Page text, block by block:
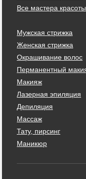
Все мастера красоты
Мужская стрижка
Женская стрижка
Окрашивание волос
Перманентный
Макияж
Лазерная эпиляция
Депиляция
Массаж
Тату, пирсинг
Маникюр